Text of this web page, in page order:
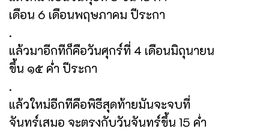
เดือน 6 เดือนพฤษภาคม ปีระกา
.
แล้วมาอีกทีก็คือวันศุกร์ที่ 4 เดือนมิถุนายน
ขึ้น ๑๕ ค่ำ ปีระกา
.
แล้วใหม่อีกทีคือพิธีสุดท้ายมันจะจบที่
จันทร์เสมอ จะตรงกับวันจันทร์ขึ้น 15 ค่ำ